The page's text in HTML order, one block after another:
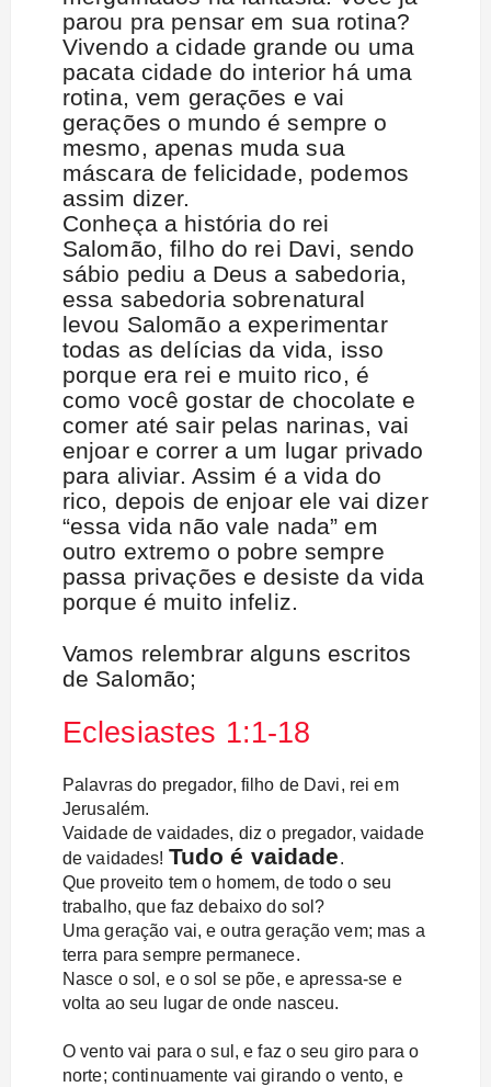
parou pra pensar em sua rotina?
Vivendo a cidade grande ou uma
pacata cidade do interior há uma
rotina, vem gerações e vai
gerações o mundo é sempre o
mesmo, apenas muda sua
máscara de felicidade, podemos
assim dizer.
Conheça a história do rei
Salomão, filho do rei Davi, sendo
sábio pediu a Deus a sabedoria,
essa sabedoria sobrenatural
levou Salomão a experimentar
todas as delícias da vida, isso
porque era rei e muito rico, é
como você gostar de chocolate e
comer até sair pelas narinas, vai
enjoar e correr a um lugar privado
para aliviar. Assim é a vida do
rico, depois de enjoar ele vai dizer
“essa vida não vale nada” em
outro extremo o pobre sempre
passa privações e desiste da vida
porque é muito infeliz.
Vamos relembrar alguns escritos
de Salomão;
Eclesiastes 1:1-18
Palavras do pregador, filho de Davi, rei em
Jerusalém.
Vaidade de vaidades, diz o pregador, vaidade
de vaidades! Tudo é vaidade.
Que proveito tem o homem, de todo o seu
trabalho, que faz debaixo do sol?
Uma geração vai, e outra geração vem; mas a
terra para sempre permanece.
Nasce o sol, e o sol se põe, e apressa-se e
volta ao seu lugar de onde nasceu.
O vento vai para o sul, e faz o seu giro para o
norte; continuamente vai girando o vento, e